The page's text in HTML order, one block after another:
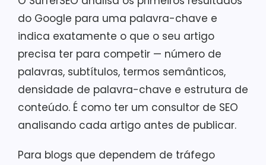
do Google para uma palavra-chave e
indica exatamente o que o seu artigo
precisa ter para competir — número de
palavras, subtítulos, termos semânticos,
densidade de palavra-chave e estrutura de
conteúdo. É como ter um consultor de SEO
analisando cada artigo antes de publicar.
Para blogs que dependem de tráfego